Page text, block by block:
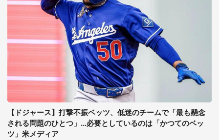
【ドジャース】打撃不振ベッツ、低迷のチームで「最も懸念
される問題のひとつ」...必要としているのは「かつてのベッ
ツ」米メディア